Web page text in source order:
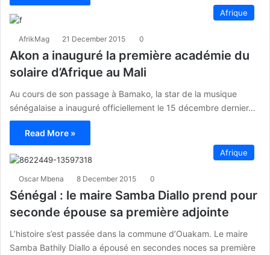
Afrique
AfrikMag 21 December 2015 0
Akon a inauguré la première académie du
solaire d’Afrique au Mali
Au cours de son passage à Bamako, la star de la musique
sénégalaise a inauguré officiellement le 15 décembre dernier…
Read More »
Afrique
Oscar Mbena 8 December 2015 0
Sénégal : le maire Samba Diallo prend pour
seconde épouse sa première adjointe
L’histoire s’est passée dans la commune d’Ouakam. Le maire
Samba Bathily Diallo a épousé en secondes noces sa première